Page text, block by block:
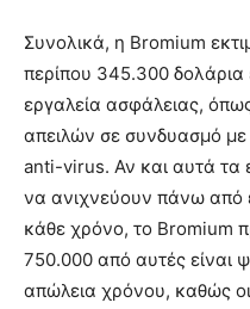
Συνολικά, η Bromium
περίπου 345.300
εργαλεία ασφάλειας,
απειλών σε συνδυασμό με
anti-virus. Αν και αυτά τα
να ανιχνεύουν πάνω από
κάθε χρόνο, το Bromium
750.000 από αυτές είναι
απώλεια χρόνου, καθώς